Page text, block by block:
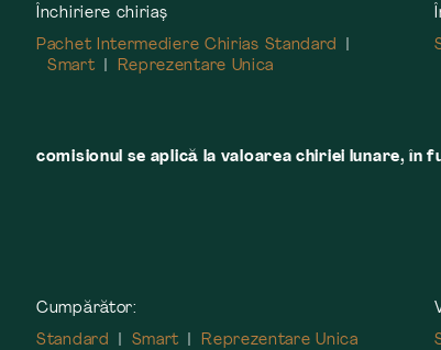
Închiriere chiriaș
Pachet Intermediere Chirias Standard
Smart
Reprezentare Unica
comisionul se aplică la valoarea chiriei lunare, în
Cumpărător:
Standard
Smart Reprezentare Unica